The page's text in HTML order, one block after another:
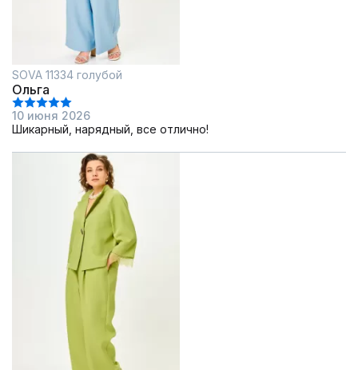
SOVA 11334 голубой
Ольга
10 июня 2026
Шикарный, нарядный, все отлично!